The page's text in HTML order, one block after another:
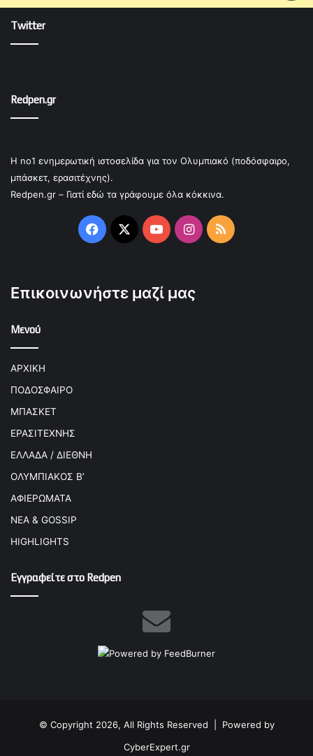
Twitter
Redpen.gr
Η no1 ενημερωτική ιστοσελίδα για τον Ολυμπιακό (ποδόσφαιρο,
μπάσκετ, ερασιτέχνης).
Redpen.gr – Γιατί εδώ τα γράφουμε όλα κόκκινα.
Facebook
X YouTubeInstagram
RSS
Επικοινωνήστε μαζί μας
Μενού
ΑΡΧΙΚΗ
ΠΟΔΟΣΦΑΙΡΟ
ΜΠΑΣΚΕΤ
ΕΡΑΣΙΤΕΧΝΗΣ
ΕΛΛΑΔΑ / ΔΙΕΘΝΗ
ΟΛΥΜΠΙΑΚΟΣ Β’
ΑΦΙΕΡΩΜΑΤΑ
ΝΕΑ & GOSSIP
HIGHLIGHTS
Εγγραφείτε στο Redpen
© Copyright 2026, All Rights Reserved | Powered by
CyberExpert.gr